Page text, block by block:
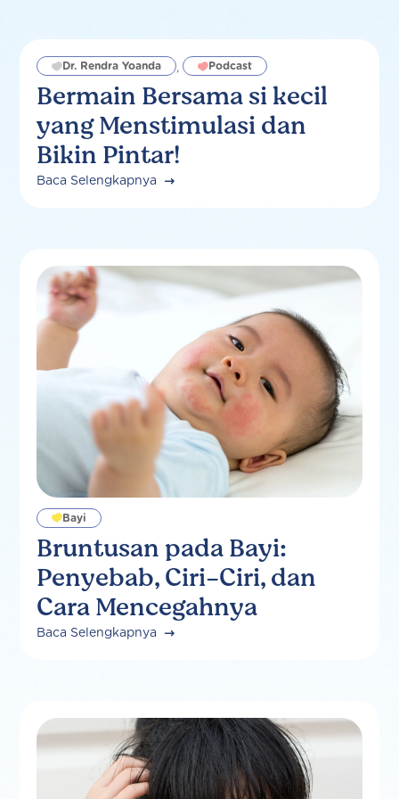
Bermain Bersama si kecil
yang Menstimulasi dan
Bikin Pintar!
Dr. Rendra Yoanda , Podcast
Baca Selengkapnya
Bruntusan pada Bayi:
Penyebab, Ciri-Ciri, dan
Cara Mencegahnya
Bayi
Baca Selengkapnya